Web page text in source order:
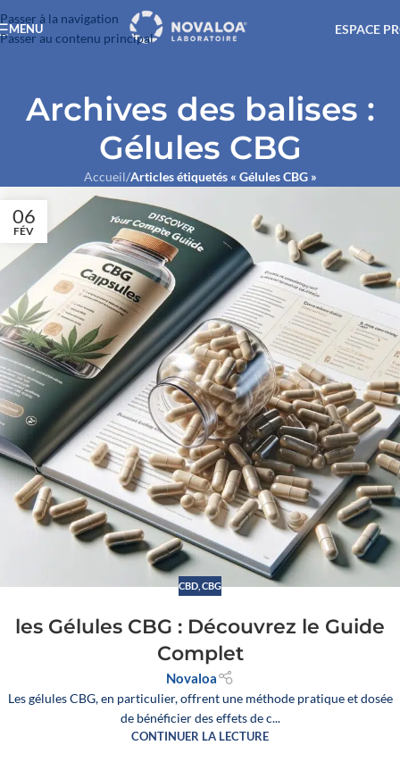
Passer à la navigation
Passer au contenu principal
MENU ESPACE
Archives des balises :
Gélules CBG
Accueil/Articles étiquetés « Gélules CBG »
06
FÉV
CBD CBG
les Gélules CBG : Découvrez le Guide
Complet
Novaloa
Les gélules CBG, en particulier, offrent une méthode pratique et dosée
de bénéficier des effets de c...
CONTINUER LA LECTURE